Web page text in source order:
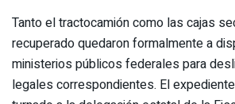
Tanto el tractocamión como las cajas
recuperado quedaron formalmente a
ministerios públicos federales para
legales correspondientes. El